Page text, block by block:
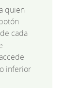
quien
cada
inferior